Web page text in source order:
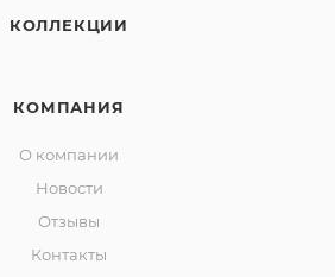
КОЛЛЕКЦИИ
КОМПАНИЯ
О компании
Новости
Отзывы
Контакты